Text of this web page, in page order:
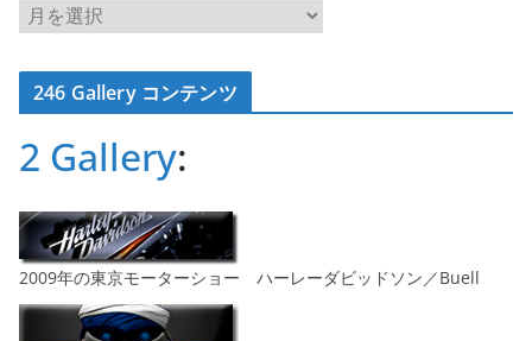
ア
ー
カ
イ246 Gallery コンテンツ
2 Gallery:
2009年の東京モーターショー ハーレーダビッドソン／Buell